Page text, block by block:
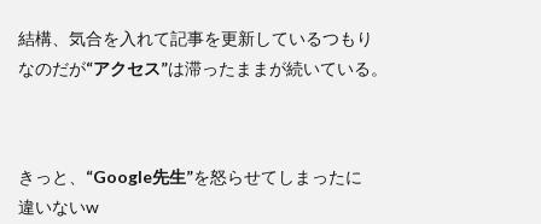
結構、気合を入れて記事を更新しているつもり
なのだが“アクセス”は滞ったままが続いている。
きっと、 “Google先生”を怒らせてしまったに
違いないw